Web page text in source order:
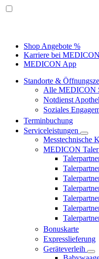
Shop Angebote %
Karriere bei MEDICON
MEDICON App
Standorte &
Alle MEDICON
Notdienst
Soziales
Terminbuchung
Serviceleistungen
Messtechnische
MEDICON Taler
Bonuskarte
Expresslieferung
Geräteverleih